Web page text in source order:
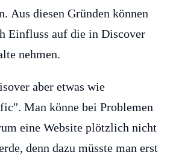
Aus diesen Gründen können
Einfluss auf die in Discover
nehmen.
aber etwas wie
Man könne bei Problemen
eine Website plötzlich nicht
denn dazu müsste man erst